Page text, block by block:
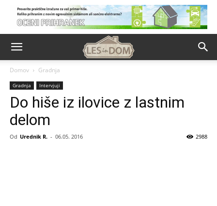
Domov Gradnja
Gradnja Intervjuji
Do hiše iz ilovice z lastnim
delom
Od Urednik R. - 06.05. 2016 2988